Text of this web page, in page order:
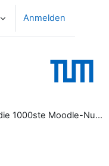
Anmelden
Wir haben die 1000ste Moodle-Nutzerin!